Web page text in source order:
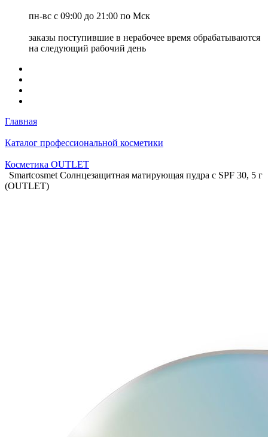
пн-вс с 09:00 до 21:00 по Мск
заказы поступившие в нерабочее время обрабатываются
на следующий рабочий день
Главная
Каталог профессиональной косметики
Косметика OUTLET
Smartcosmet Солнцезащитная матирующая пудра с SPF 30, 5 г
(OUTLET)